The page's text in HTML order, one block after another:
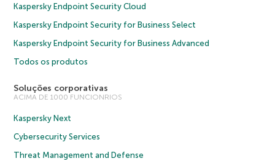
Kaspersky Endpoint Security Cloud
Kaspersky Endpoint Security for Business Select
Kaspersky Endpoint Security for Business Advanced
Todos os produtos
Soluções corporativas
ACIMA DE 1000 FUNCIONRIOS
Kaspersky Next
Cybersecurity Services
Threat Management and Defense